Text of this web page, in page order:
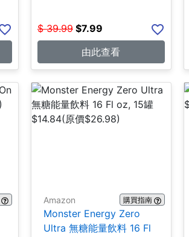
$ 39.99 $7.99
由此查看
Amazon 購買指南
Monster Energy Zero
Ultra 無糖能量飲料 16 Fl